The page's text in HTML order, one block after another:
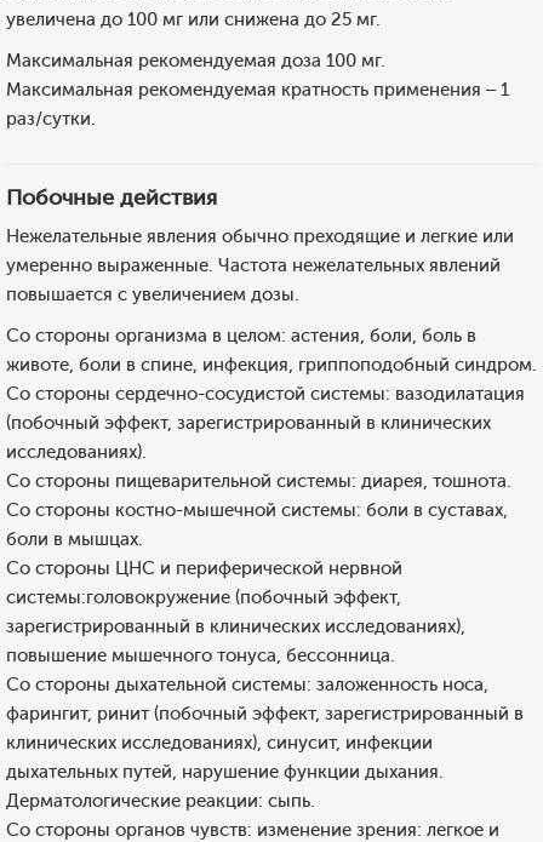
увеличена до 100 мг или снижена до 25 мг.
Максимальная рекомендуемая доза 100 мг.
Максимальная рекомендуемая кратность применения – 1
раз/сутки.
Побочные действия
Нежелательные явления обычно преходящие и легкие или
умеренно выраженные. Частота нежелательных явлений
повышается с увеличением дозы.
Со стороны организма в целом: астения, боли, боль в
животе, боли в спине, инфекция, гриппоподобный синдром.
Со стороны сердечно-сосудистой системы: вазодилатация
(побочный эффект, зарегистрированный в клинических
исследованиях).
Со стороны пищеварительной системы: диарея, тошнота.
Со стороны костно-мышечной системы: боли в суставах,
боли в мышцах.
Со стороны ЦНС и периферической нервной
системы:головокружение (побочный эффект,
зарегистрированный в клинических исследованиях),
повышение мышечного тонуса, бессонница.
Со стороны дыхательной системы: заложенность носа,
фарингит, ринит (побочный эффект, зарегистрированный в
клинических исследованиях), синусит, инфекции
дыхательных путей, нарушение функции дыхания.
Дерматологические реакции: сыпь.
Со стороны органов чувств: изменение зрения: легкое и